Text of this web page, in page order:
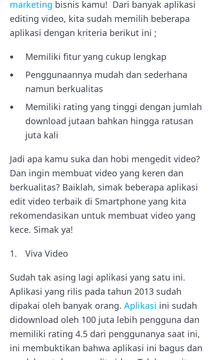
marketing bisnis kamu! Dari banyak aplikasi
editing video, kita sudah memilih beberapa
aplikasi dengan kriteria berikut ini ;
Memiliki fitur yang cukup lengkap
Penggunaannya mudah dan sederhana
namun berkualitas
Memiliki rating yang tinggi dengan jumlah
download jutaan bahkan hingga ratusan
juta kali
Jadi apa kamu suka dan hobi mengedit video?
Dan ingin membuat video yang keren dan
berkualitas? Baiklah, simak beberapa aplikasi
edit video terbaik di Smartphone yang kita
rekomendasikan untuk membuat video yang
kece. Simak ya!
Viva Video
Sudah tak asing lagi aplikasi yang satu ini.
Aplikasi yang rilis pada tahun 2013 sudah
dipakai oleh banyak orang. Aplikasi ini sudah
didownload oleh 100 juta lebih pengguna dan
memiliki rating 4.5 dari penggunanya saat ini,
ini membuktikan bahwa aplikasi ini bagus dan